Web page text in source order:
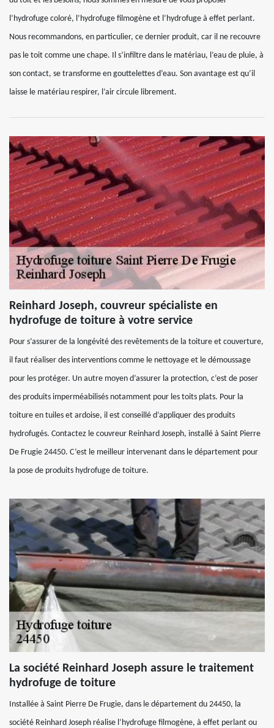
l’hydrofuge coloré, l’hydrofuge filmogène et l’hydrofuge à effet perlant.
Nous recommandons, en particulier, ce dernier produit, car il ne recouvre
pas le toit comme une chape. Il s’infiltre dans le matériau, l’eau de pluie, à
son contact, se transforme en gouttelettes d’eau. Son avantage est qu’il
laisse le matériau respirer, l’air circule librement.
Reinhard Joseph, couvreur spécialiste en
hydrofuge de toiture à votre service
Pour s’assurer de la longévité des revêtements de la toiture et couverture,
il faut réaliser des interventions comme le nettoyage et le démoussage
pour les protéger. Un autre moyen d’assurer la protection, c’est de poser
des produits imperméabilisés notamment pour les toits plats. Pour la
toiture en tuiles et ardoise, il est conseillé d’appliquer des produits
hydrofugés. Contactez le couvreur Reinhard Joseph, installé à Saint Pierre
De Frugie 24450. C’est le meilleur intervenant dans le département pour
la pose de produits hydrofuge de toiture.
La société Reinhard Joseph assure le traitement
hydrofuge de toiture
Installée à Saint Pierre De Frugie, dans le département du 24450, la
société Reinhard Joseph réalise l’hydrofuge filmogène, à effet perlant ou